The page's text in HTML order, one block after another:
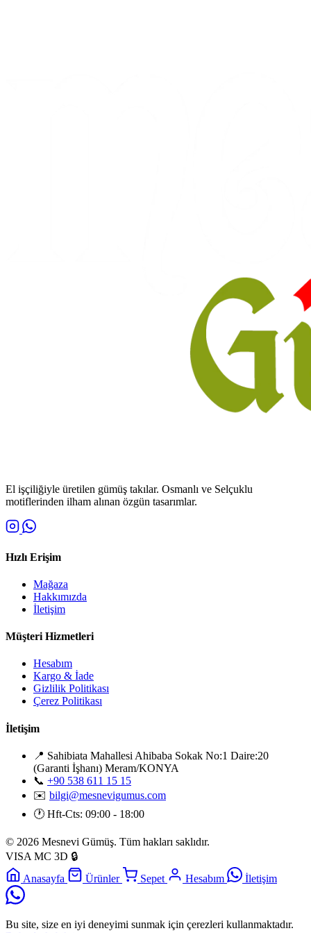
El işçiliğiyle üretilen gümüş takılar. Osmanlı ve Selçuklu
motiflerinden ilham alınan özgün tasarımlar.
Hızlı Erişim
Mağaza
Hakkımızda
İletişim
Müşteri Hizmetleri
Hesabım
Kargo & İade
Gizlilik Politikası
Çerez Politikası
İletişim
📍 Sahibiata Mahallesi Ahibaba Sokak No:1 Daire:20
(Garanti İşhanı) Meram/KONYA
📞 +90 538 611 15 15
✉️ bilgi@mesnevigumus.com
🕐 Hft-Cts: 09:00 - 18:00
© 2026 Mesnevi Gümüş. Tüm hakları saklıdır.
VISA MC 3D 🔒
Anasayfa
Ürünler Sepet Hesabım İletişim
Bu site, size en iyi deneyimi sunmak için çerezleri kullanmaktadır.